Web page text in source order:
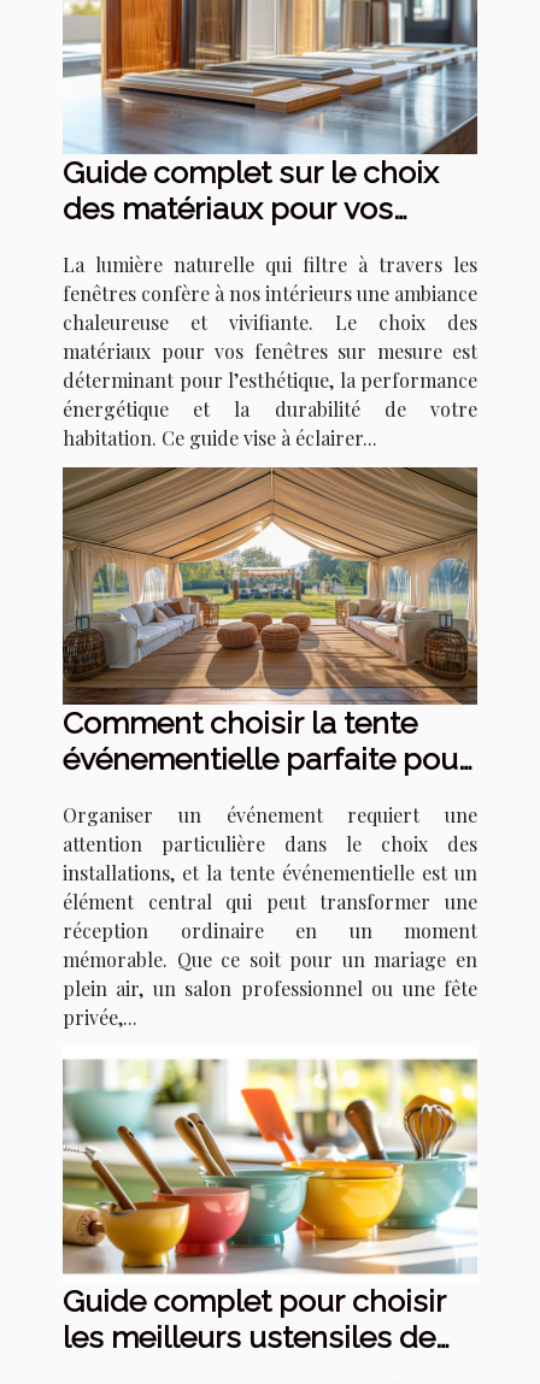
Guide complet sur le choix
des matériaux pour vos
La lumière naturelle qui filtre à travers les
fenêtres confère à nos intérieurs une ambiance
chaleureuse et vivifiante. Le choix des
matériaux pour vos fenêtres sur mesure est
déterminant pour l’esthétique, la performance
énergétique et la durabilité de votre
habitation. Ce guide vise à éclairer...
Comment choisir la tente
événementielle parfaite pour
Organiser un événement requiert une
attention particulière dans le choix des
installations, et la tente événementielle est un
élément central qui peut transformer une
réception ordinaire en un moment
mémorable. Que ce soit pour un mariage en
plein air, un salon professionnel ou une fête
privée,...
Guide complet pour choisir
les meilleurs ustensiles de